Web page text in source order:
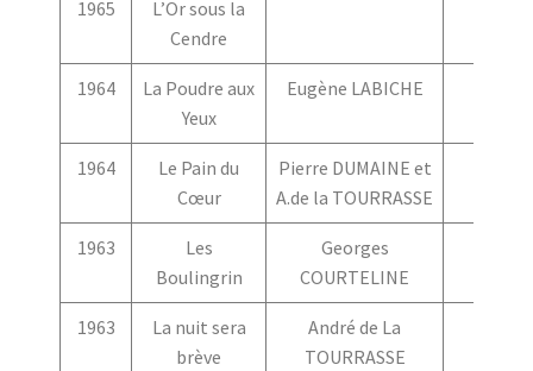
1965
L’Or sous la
Cendre
1964
La Poudre aux
Yeux
Eugène LABICHE
1964
Le Pain du
Cœur
Pierre DUMAINE et
A.de la TOURRASSE
1963
Les
Boulingrin
Georges
COURTELINE
1963
La nuit sera
brève
André de La
TOURRASSE